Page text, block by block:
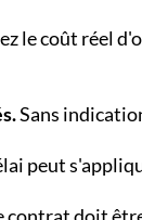
le coût réel
Sans
peut